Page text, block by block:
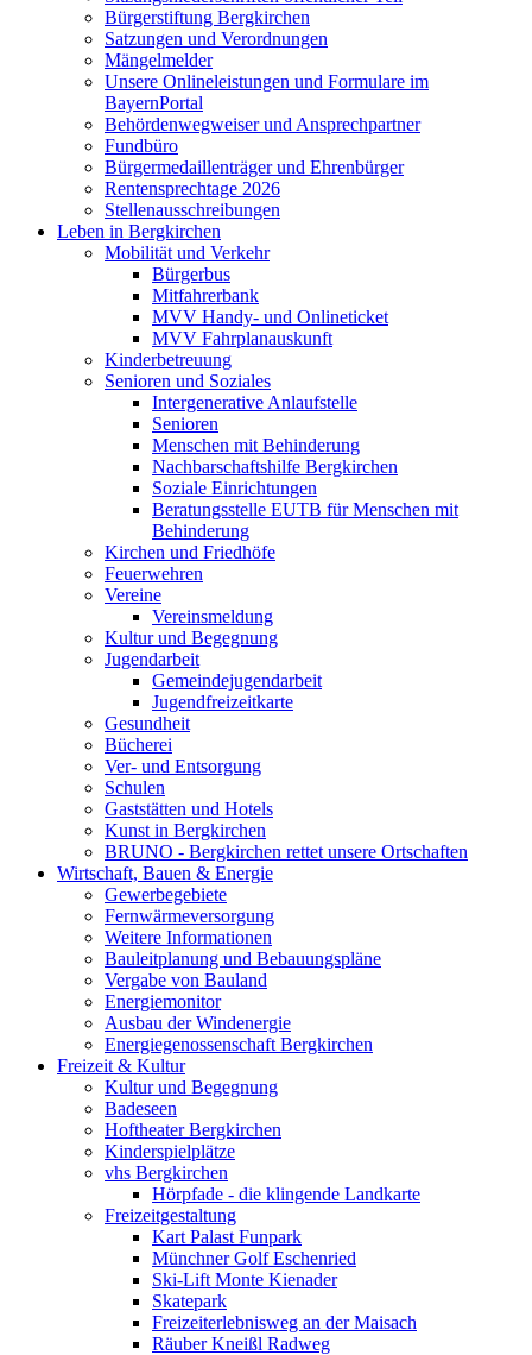
Bürgerstiftung Bergkirchen
Satzungen und Verordnungen
Mängelmelder
Unsere Onlineleistungen und Formulare im
BayernPortal
Behördenwegweiser und Ansprechpartner
Fundbüro
Bürgermedaillenträger und Ehrenbürger
Rentensprechtage 2026
Stellenausschreibungen
Leben in Bergkirchen
Mobilität und Verkehr
Bürgerbus
Mitfahrerbank
MVV Handy- und Onlineticket
MVV Fahrplanauskunft
Kinderbetreuung
Senioren und Soziales
Intergenerative Anlaufstelle
Senioren
Menschen mit Behinderung
Nachbarschaftshilfe Bergkirchen
Soziale Einrichtungen
Beratungsstelle EUTB für Menschen mit
Behinderung
Kirchen und Friedhöfe
Feuerwehren
Vereine
Vereinsmeldung
Kultur und Begegnung
Jugendarbeit
Gemeindejugendarbeit
Jugendfreizeitkarte
Gesundheit
Bücherei
Ver- und Entsorgung
Schulen
Gaststätten und Hotels
Kunst in Bergkirchen
BRUNO - Bergkirchen rettet unsere Ortschaften
Wirtschaft, Bauen & Energie
Gewerbegebiete
Fernwärmeversorgung
Weitere Informationen
Bauleitplanung und Bebauungspläne
Vergabe von Bauland
Energiemonitor
Ausbau der Windenergie
Energiegenossenschaft Bergkirchen
Freizeit & Kultur
Kultur und Begegnung
Badeseen
Hoftheater Bergkirchen
Kinderspielplätze
vhs Bergkirchen
Hörpfade - die klingende Landkarte
Freizeitgestaltung
Kart Palast Funpark
Münchner Golf Eschenried
Ski-Lift Monte Kienader
Skatepark
Freizeiterlebnisweg an der Maisach
Räuber Kneißl Radweg